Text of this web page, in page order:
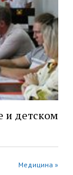
и детском
Медицина »